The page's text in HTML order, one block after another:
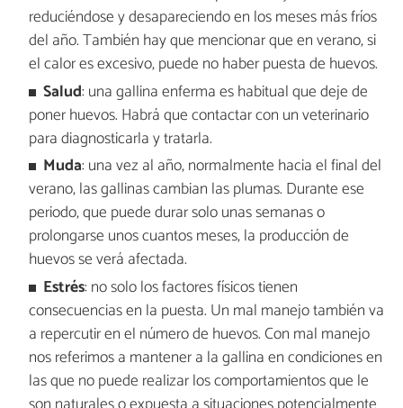
reduciéndose y desapareciendo en los meses más fríos
del año. También hay que mencionar que en verano, si
el calor es excesivo, puede no haber puesta de huevos.
Salud: una gallina enferma es habitual que deje de
poner huevos. Habrá que contactar con un veterinario
para diagnosticarla y tratarla.
Muda: una vez al año, normalmente hacia el final del
verano, las gallinas cambian las plumas. Durante ese
periodo, que puede durar solo unas semanas o
prolongarse unos cuantos meses, la producción de
huevos se verá afectada.
Estrés: no solo los factores físicos tienen
consecuencias en la puesta. Un mal manejo también va
a repercutir en el número de huevos. Con mal manejo
nos referimos a mantener a la gallina en condiciones en
las que no puede realizar los comportamientos que le